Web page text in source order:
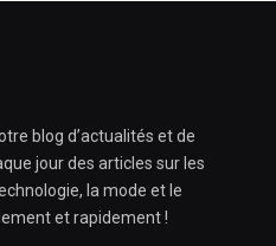
blog d’actualités et de
jour des articles sur les
la mode et le
et rapidement !